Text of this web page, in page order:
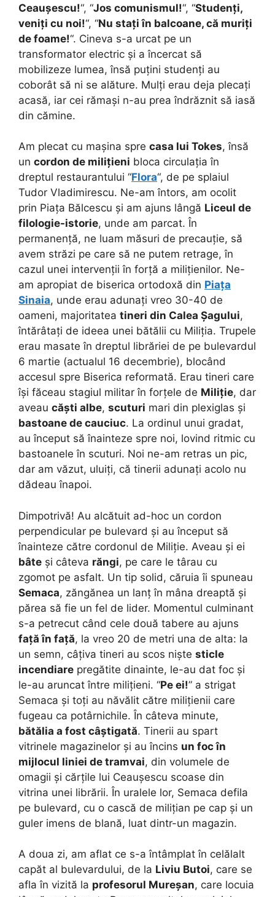
Ceaușescu!“, “Jos comunismul!“, “Studenți,
veniți cu noi!“, “Nu stați în balcoane, că muriți
de foame!“. Cineva s-a urcat pe un
transformator electric și a încercat să
mobilizeze lumea, însă puțini studenți au
coborât să ni se alăture. Mulți erau deja plecați
acasă, iar cei rămași n-au prea îndrăznit să iasă
din cămine.
Am plecat cu mașina spre casa lui Tokes, însă
un cordon de milițieni bloca circulația în
dreptul restaurantului “Flora“, de pe splaiul
Tudor Vladimirescu. Ne-am întors, am ocolit
prin Piața Bălcescu și am ajuns lângă Liceul de
filologie-istorie, unde am parcat. În
permanență, ne luam măsuri de precauție, să
avem străzi pe care să ne putem retrage, în
cazul unei intervenții în forță a milițienilor. Ne-
am apropiat de biserica ortodoxă din Piața
Sinaia, unde erau adunați vreo 30-40 de
oameni, majoritatea tineri din Calea Șagului,
întărâtați de ideea unei bătălii cu Miliția. Trupele
erau masate în dreptul librăriei de pe bulevardul
6 martie (actualul 16 decembrie), blocând
accesul spre Biserica reformată. Erau tineri care
își făceau stagiul militar în forțele de Miliție, dar
aveau căști albe, scuturi mari din plexiglas și
bastoane de cauciuc. La ordinul unui gradat,
au început să înainteze spre noi, lovind ritmic cu
bastoanele în scuturi. Noi ne-am retras un pic,
dar am văzut, uluiți, că tinerii adunați acolo nu
dădeau înapoi.
Dimpotrivă! Au alcătuit ad-hoc un cordon
perpendicular pe bulevard și au început să
înainteze către cordonul de Miliție. Aveau și ei
bâte și câteva răngi, pe care le târau cu
zgomot pe asfalt. Un tip solid, căruia îi spuneau
Semaca, zăngănea un lanț în mâna dreaptă și
părea să fie un fel de lider. Momentul culminant
s-a petrecut când cele două tabere au ajuns
față în față, la vreo 20 de metri una de alta: la
un semn, câțiva tineri au scos niște sticle
incendiare pregătite dinainte, le-au dat foc și
le-au aruncat între milițieni. “Pe ei!” a strigat
Semaca și toți au năvălit către milițienii care
fugeau ca potârnichile. În câteva minute,
bătălia a fost câștigată. Tinerii au spart
vitrinele magazinelor și au încins un foc în
mijlocul liniei de tramvai, din volumele de
omagii și cărțile lui Ceaușescu scoase din
vitrina unei librării. În uralele lor, Semaca defila
pe bulevard, cu o cască de milițian pe cap și un
guler imens de blană, luat dintr-un magazin.
A doua zi, am aflat ce s-a întâmplat în celălalt
capăt al bulevardului, de la Liviu Butoi, care se
afla în vizită la profesorul Mureșan, care locuia